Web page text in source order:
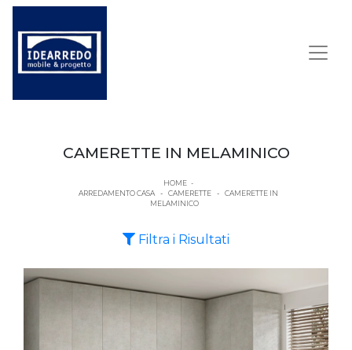
CAMERETTE IN MELAMINICO
HOME -
ARREDAMENTO CASA
- CAMERETTE -
CAMERETTE IN
MELAMINICO
Filtra i Risultati